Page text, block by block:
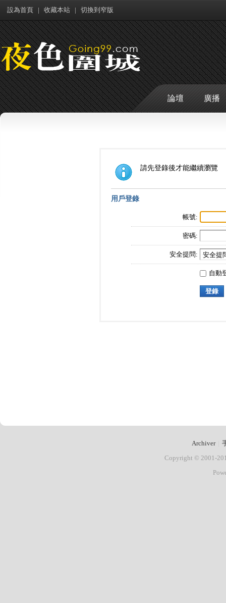
設為首頁 | 收藏本站 | 切換到窄版
論壇 廣播
請先登錄後才能繼續瀏覽
用戶登錄
帳號:
密碼:
安全提問:
自動
登錄
Archiver
Copyright © 2001-